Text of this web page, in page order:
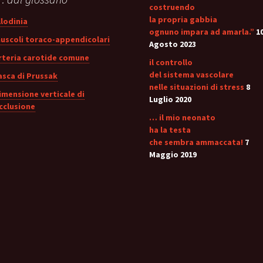
costruendo
la propria gabbia
ognuno impara ad amarla.”
Agosto 2023
il controllo
del sistema vascolare
nelle situazioni di stress 8
Luglio 2020
… il mio neonato
ha la testa
che sembra ammaccata! 7
Maggio 2019
toraco-appendicolari
carotide comune
di Prussak
verticale di